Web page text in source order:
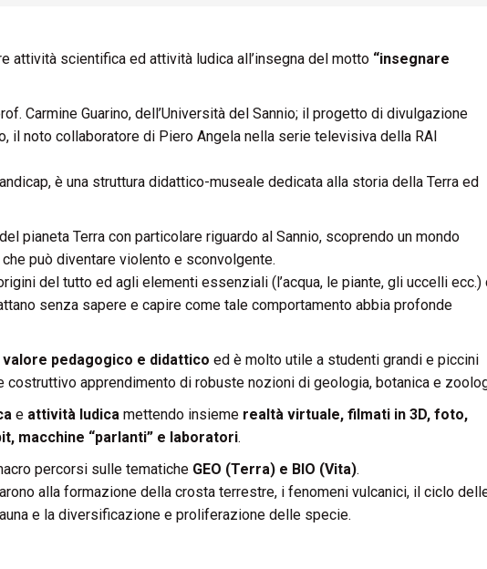
attività scientifica ed attività ludica all’insegna del motto “insegnare
Carmine Guarino, dell’Università del Sannio; il progetto di divulgazione
il noto collaboratore di Piero Angela nella serie televisiva della RAI
è una struttura didattico-museale dedicata alla storia della Terra ed
pianeta Terra con particolare riguardo al Sannio, scoprendo un mondo
può diventare violento e sconvolgente.
del tutto ed agli elementi essenziali (l’acqua, le piante, gli uccelli ecc.)
senza sapere e capire come tale comportamento abbia profonde
pedagogico e didattico ed è molto utile a studenti grandi e piccini
apprendimento di robuste nozioni di geologia, botanica e
e attività ludica mettendo insieme realtà virtuale, filmati in 3D, foto,
macchine “parlanti” e laboratori.
percorsi sulle tematiche GEO (Terra) e BIO (Vita).
alla formazione della crosta terrestre, i fenomeni vulcanici, il ciclo
e la diversificazione e proliferazione delle specie.